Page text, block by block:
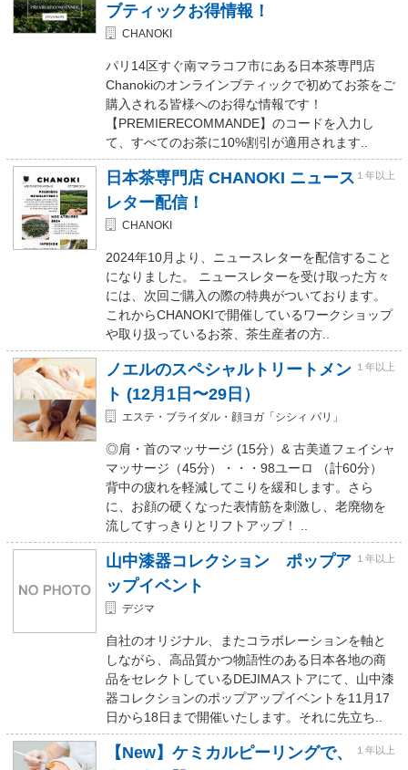
ブティックお得情報！
CHANOKI
パリ14区すぐ南マラコフ市にある日本茶専門店
Chanokiのオンラインブティックで初めてお茶をご
購入される皆様へのお得な情報です！
【PREMIERECOMMANDE】のコードを入力し
て、すべてのお茶に10%割引が適用されます..
日本茶専門店 CHANOKI ニュース
レター配信！
１年以上
CHANOKI
2024年10月より、ニュースレターを配信すること
になりました。 ニュースレターを受け取った方々
には、次回ご購入の際の特典がついております。
これからCHANOKIで開催しているワークショップ
や取り扱っているお茶、茶生産者の方..
ノエルのスペシャルトリートメン
ト (12月1日〜29日）
１年以上
エステ・ブライダル・顔ヨガ「シシィ パリ」
◎肩・首のマッサージ (15分）& 古美道フェイシャ
マッサージ（45分）・・・98ユーロ （計60分）
背中の疲れを軽減してこりを緩和します。さら
に、お顔の硬くなった表情筋を刺激し、老廃物を
流してすっきりとリフトアップ！ ..
山中漆器コレクション ポップア
ップイベント
１年以上
デジマ
自社のオリジナル、またコラボレーションを軸と
しながら、高品質かつ物語性のある日本各地の商
品をセレクトしているDEJIMAストアにて、山中漆
器コレクションのポップアップイベントを11月17
日から18日まで開催いたします。それに先立ち..
【New】ケミカルピーリングで、
１年以上